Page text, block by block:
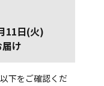
11日(火)
け
下をご確認くだ